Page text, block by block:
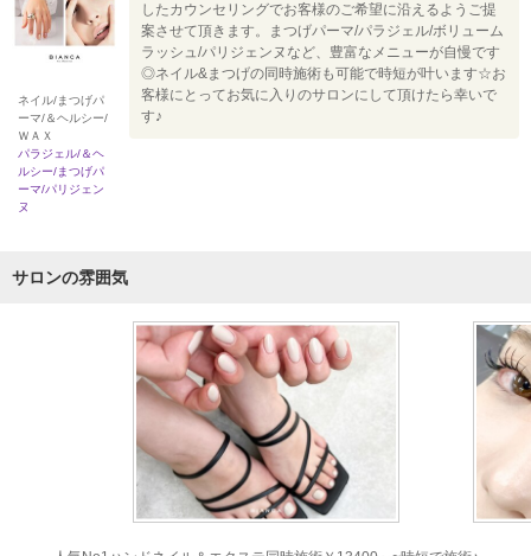
ネイル/まつげパ
ーマ/＆ヘルシー/
ＷＡＸ
パラジェル/＆ヘ
ルシー/まつげパ
ーマ/パリジェン
ヌ
したカウンセリングでお客様のご希望に沿えるようご提
案させて頂きます。まつげパーマ/パラジェル/ボリューム
ラッシュ/パリジェンヌなど、豊富なメニューが自慢です
◎ネイル&まつげの同時施術も可能で時短が叶います☆お
客様にとってお気に入りのサロンにして頂けたら幸いで
す♪
サロンの雰囲気